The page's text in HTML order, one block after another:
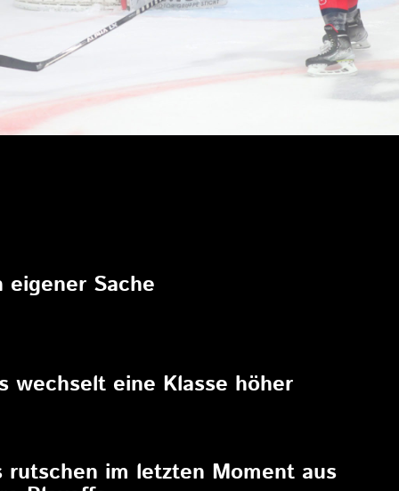
eigener Sache
wechselt eine Klasse höher
rutschen im letzten Moment aus